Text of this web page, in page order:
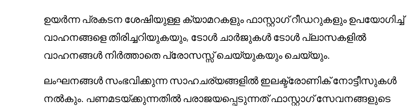
ഉയർന്ന പ്രകടന ശേഷിയുള്ള ക്യാമറകളും ഫാസ്റ്റാഗ് റീഡറുകളും ഉപയോഗിച്ച്
വാഹനങ്ങളെ തിരിച്ചറിയുകയും, ടോൾ ചാർജുകൾ ടോൾ പ്ലാസകളിൽ
വാഹനങ്ങൾ നിർത്താതെ പ്രോസസ്സ് ചെയ്യുകയും ചെയ്യും.
ലംഘനങ്ങൾ സംഭവിക്കുന്ന സാഹചര്യങ്ങളിൽ ഇലക്ട്രോണിക് നോട്ടീസുകൾ
നൽകും. പണമടയ്ക്കുന്നതിൽ പരാജയപ്പെടുന്നത് ഫാസ്റ്റാഗ് സേവനങ്ങളുടെ